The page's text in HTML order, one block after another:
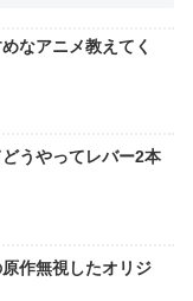
なアニメ教えてく
どうやってレバー2本
原作無視したオリジ